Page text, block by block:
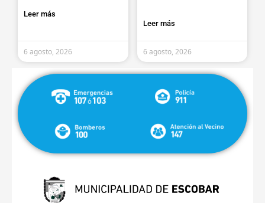
Leer más
6 agosto, 2026
Leer más
6 agosto, 2026